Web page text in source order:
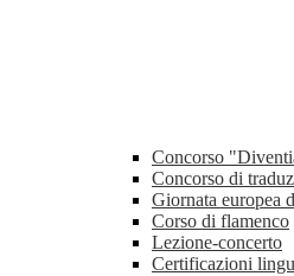
Concorso
Concorso di
Giornata europea
Corso di flamenco
Lezione-concerto
Certificazioni